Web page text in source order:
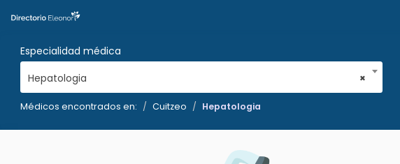
Especialidad médica
×
Hepatologia
Médicos encontrados en: Cuitzeo Hepatologia